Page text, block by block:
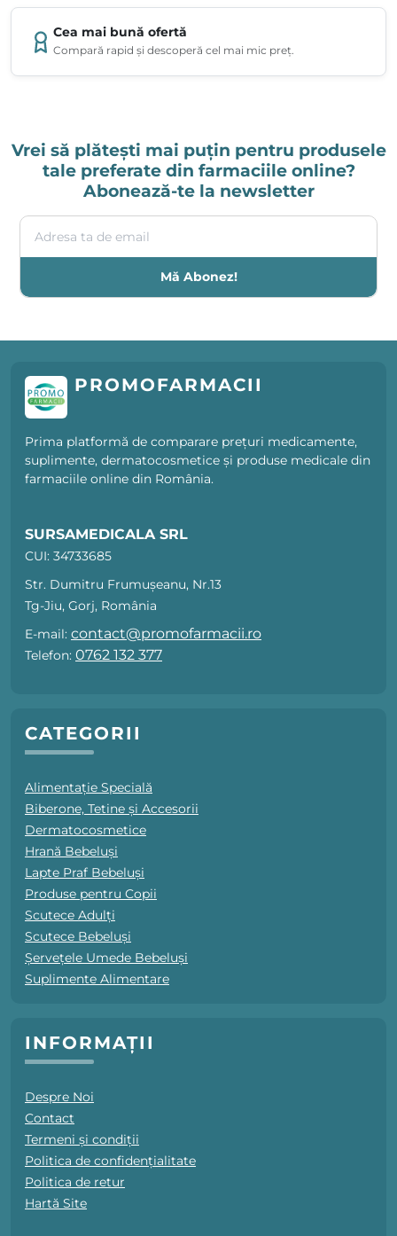
Cea mai bună ofertă
Compară rapid și descoperă cel mai mic preț.
Vrei să plătești mai puțin pentru produsele
tale preferate din farmaciile online?
Abonează-te la newsletter
Adresa ta de email
Mă Abonez!
PROMOFARMACII
Prima platformă de comparare prețuri medicamente,
suplimente, dermatocosmetice și produse medicale din
farmaciile online din România.
SURSAMEDICALA SRL
CUI: 34733685
Str. Dumitru Frumușeanu, Nr.13
Tg-Jiu, Gorj, România
E-mail: contact@promofarmacii.ro
Telefon: 0762 132 377
CATEGORII
Alimentație Specială
Biberone, Tetine și Accesorii
Dermatocosmetice
Hrană Bebeluși
Lapte Praf Bebeluși
Produse pentru Copii
Scutece Adulți
Scutece Bebeluși
Șervețele Umede Bebeluși
Suplimente Alimentare
INFORMAȚII
Despre Noi
Contact
Termeni și condiții
Politica de confidențialitate
Politica de retur
Hartă Site